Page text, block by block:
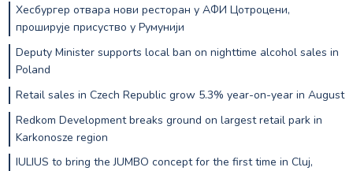
Хесбургер отвара нови ресторан у АФИ Цотроцени,
проширује присуство у Румунији
Deputy Minister supports local ban on nighttime alcohol sales in
Poland
Retail sales in Czech Republic grow 5.3% year-on-year in August
Redkom Development breaks ground on largest retail park in
Karkonosze region
IULIUS to bring the JUMBO concept for the first time in Cluj,